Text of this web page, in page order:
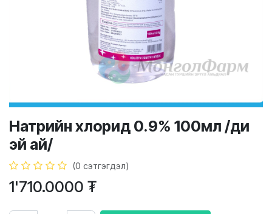
Натрийн хлорид 0.9% 100мл /ди
эй ай/
(0 сэтгэгдэл)
1'710.0000 ₮